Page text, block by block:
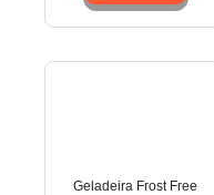
Geladeira Frost Free